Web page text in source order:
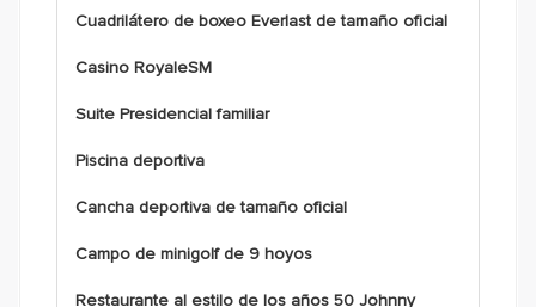
Cuadrilátero de boxeo Everlast de tamaño oficial
Casino RoyaleSM
Suite Presidencial familiar
Piscina deportiva
Cancha deportiva de tamaño oficial
Campo de minigolf de 9 hoyos
Restaurante al estilo de los años 50 Johnny